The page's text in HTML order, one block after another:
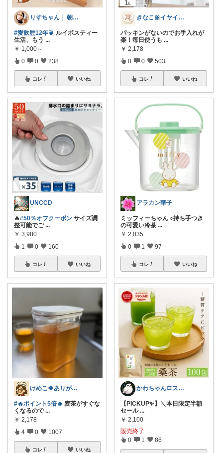
りすちゃん │ 朝コレ
#愛飲歴12年🍵 ルイボスティー
生活、もう ...
￥ 1,000～
0 0 238
コレ いいね
UNCCD
🔥#50％オフクーポン サイズ調
整可能でご ...
￥ 3,980
1 0 160
コレ いいね
けめこ🍀ありがとうございます🤭💕
#🔥ポイント5倍🔥 麦茶がすぐな
くなるので ...
￥ 2,178
4 0 1007
コレ いいね
きなこ🎀イヤイヤ期育児中
パッキンがないのでお手入れが
楽！毎日使うも ...
￥ 2,178
0 0 503
コレ いいね
アラカン華子
ミッフィーちゃん ○持ち手つき
の可愛い冷茶 ...
￥ 2,035
0 1 97
コレ いいね
​かわちゃんロス✨️@コラムで綴る紹介
​【PICKUP✨️】＼本日限定半額
セール ...
￥ 2,100
販売終了
0 1 86